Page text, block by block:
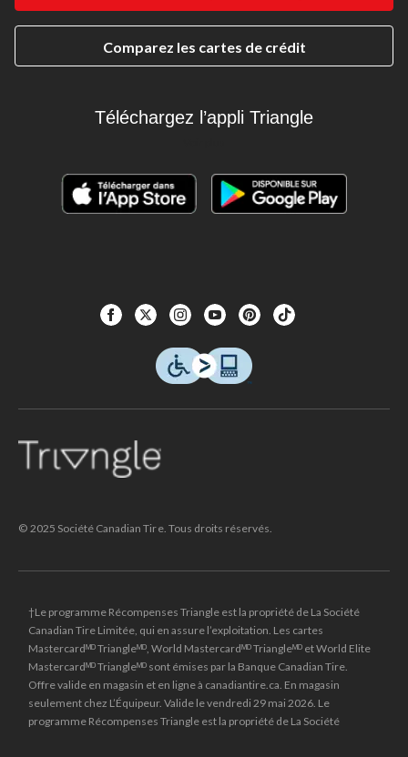
Comparez les cartes de crédit
Téléchargez l’appli Triangle
© 2025 Société Canadian Tire. Tous droits réservés.
†Le programme Récompenses Triangle est la propriété de La Société
Canadian Tire Limitée, qui en assure l’exploitation. Les cartes
Mastercardᴹᴰ Triangleᴹᴰ, World Mastercardᴹᴰ Triangleᴹᴰ et World Elite
Mastercardᴹᴰ Triangleᴹᴰ sont émises par la Banque Canadian Tire.
Offre valide en magasin et en ligne à canadiantire.ca. En magasin
seulement chez L’Équipeur. Valide le vendredi 29 mai 2026. Le
programme Récompenses Triangle est la propriété de La Société